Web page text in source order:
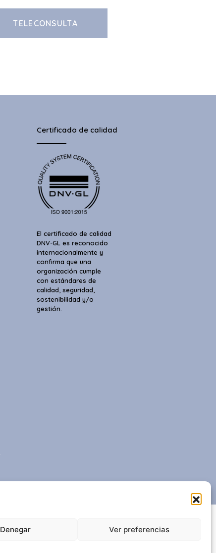
Denegar Ver preferencias
TELECONSULTA
Certificado de calidad
El certificado de calidad
DNV-GL es reconocido
internacionalmente y
confirma que una
organización cumple
con estándares de
calidad, seguridad,
sostenibilidad y/o
gestión.